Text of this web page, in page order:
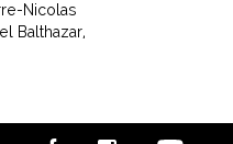
Nicolas
Balthazar,